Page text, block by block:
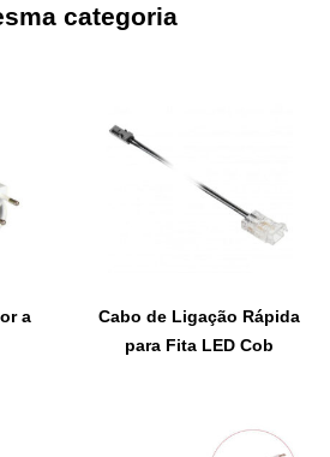
categoria
a
Cabo de Ligação Rápida
para Fita LED Cob